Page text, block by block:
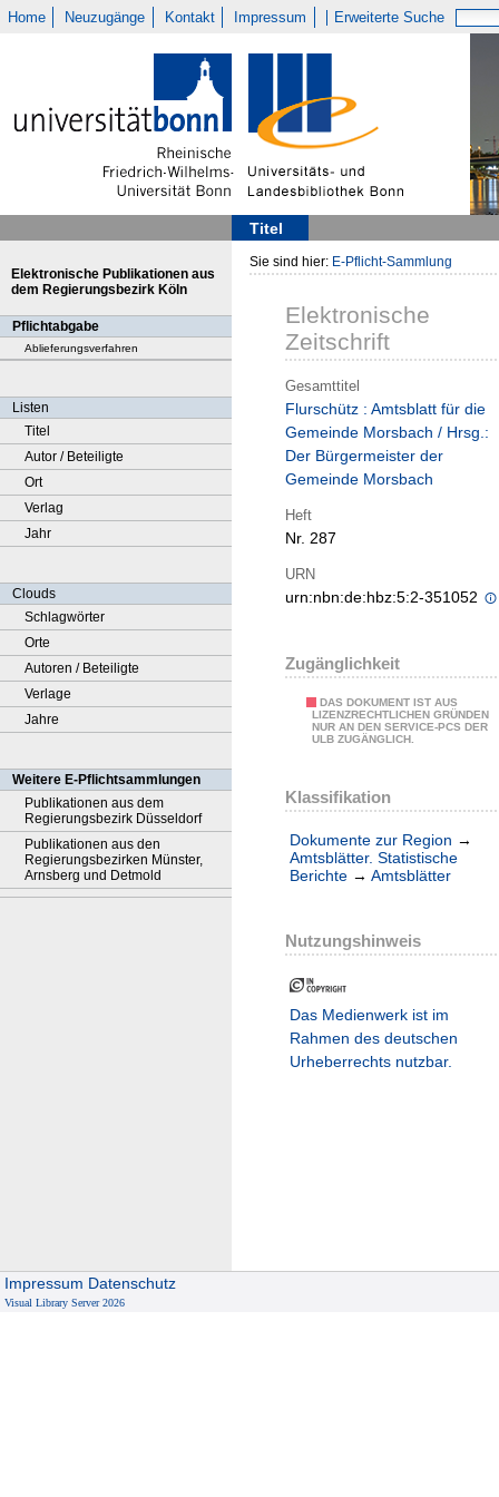
Home Neuzugänge Kontakt Impressum Erweiterte Suche
Titel
Elektronische Publikationen aus
dem Regierungsbezirk Köln
Pflichtabgabe
Ablieferungsverfahren
Listen
Titel
Autor / Beteiligte
Ort
Verlag
Jahr
Clouds
Schlagwörter
Orte
Autoren / Beteiligte
Verlage
Jahre
Weitere E-Pflichtsammlungen
Publikationen aus dem
Regierungsbezirk Düsseldorf
Publikationen aus den
Regierungsbezirken Münster,
Arnsberg und Detmold
Sie sind hier: E-Pflicht-Sammlung
Elektronische
Zeitschrift
Gesamttitel
Flurschütz : Amtsblatt für die
Gemeinde Morsbach / Hrsg.:
Der Bürgermeister der
Gemeinde Morsbach
Heft
Nr. 287
URN
urn:nbn:de:hbz:5:2-351052
Zugänglichkeit
DAS DOKUMENT IST AUS
LIZENZRECHTLICHEN GRÜNDEN
NUR AN DEN SERVICE-PCS DER
ULB ZUGÄNGLICH.
Klassifikation
Dokumente zur Region →
Amtsblätter. Statistische
Berichte → Amtsblätter
Nutzungshinweis
Das Medienwerk ist im
Rahmen des deutschen
Urheberrechts nutzbar.
Impressum Datenschutz
Visual Library Server 2026